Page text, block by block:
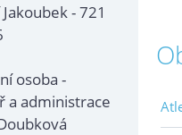
- 721
osoba -
a administrace